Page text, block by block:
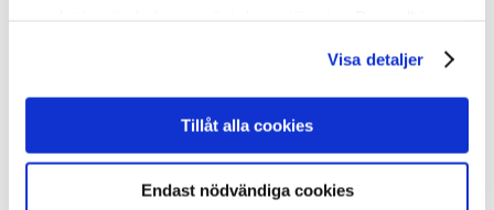
Visa detaljer
Tillåt alla cookies
Endast nödvändiga cookies
KONTAKTA OSS
254 64 Helsingborg, Sweden
010-147 07 00